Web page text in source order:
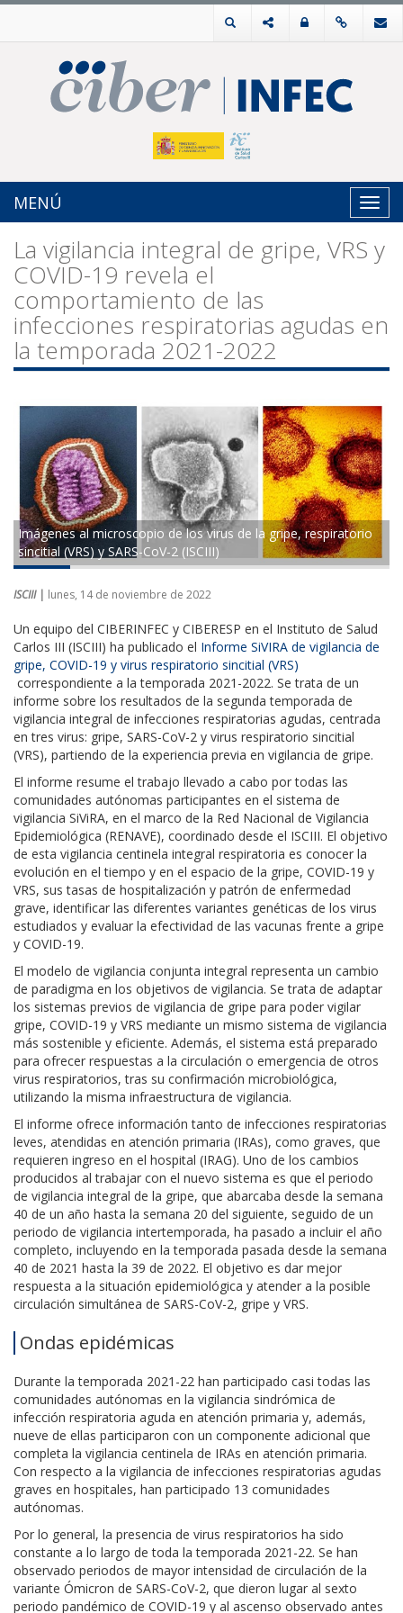
MENÚ
La vigilancia integral de gripe, VRS y
COVID-19 revela el
comportamiento de las
infecciones respiratorias agudas en
la temporada 2021-2022
​​Imágenes al microscopio de los virus de la gripe, respiratorio
sincitial (VRS) y SARS-CoV-2 (ISCIII)
ISCIII | lunes, 14 de noviembre de 2022
Un equipo del CIBERINFEC y CIBERESP en el Instituto de Salud
Carlos III (ISCIII) ha publicado el Informe SiVIRA de vigilancia de
gripe, COVID-19 y virus respiratorio sincitial (VRS)​
correspondiente a la temporada 2021-2022. Se trata de un
informe sobre los resultados de la segunda temporada de
vigilancia integral de infecciones respiratorias agudas, centrada
en tres virus: gripe, SARS-CoV-2 y virus respiratorio sincitial
(VRS), partiendo de la experiencia previa en vigilancia de gripe.
El informe resume el trabajo llevado a cabo por todas las
comunidades autónomas participantes en el sistema de
vigilancia SiViRA, en el marco de la Red Nacional de Vigilancia
Epidemiológica (RENAVE), coordinado desde el ISCIII. El objetivo
de esta vigilancia centinela integral respiratoria es conocer la
evolución en el tiempo y en el espacio de la gripe, COVID-19 y
VRS, sus tasas de hospitalización y patrón de enfermedad
grave, identificar las diferentes variantes genéticas de los virus
estudiados y evaluar la efectividad de las vacunas frente a gripe
y COVID-19.
El modelo de vigilancia conjunta integral representa un cambio
de paradigma en los objetivos de vigilancia. Se trata de adaptar
los sistemas previos de vigilancia de gripe para poder vigilar
gripe, COVID-19 y VRS mediante un mismo sistema de vigilancia
más sostenible y eficiente. Además, el sistema está preparado
para ofrecer respuestas a la circulación o emergencia de otros
virus respiratorios, tras su confirmación microbiológica,
utilizando la misma infraestructura de vigilancia.
El informe ofrece información tanto de infecciones respiratorias
leves, atendidas en atención primaria (IRAs), como graves, que
requieren ingreso en el hospital (IRAG). Uno de los cambios
producidos al trabajar con el nuevo sistema es que el periodo
de vigilancia integral de la gripe, que abarcaba desde la semana
40 de un año hasta la semana 20 del siguiente, seguido de un
periodo de vigilancia intertemporada, ha pasado a incluir el año
completo, incluyendo en la temporada pasada desde la semana
40 de 2021 hasta la 39 de 2022. El objetivo es dar mejor
respuesta a la situación epidemiológica y atender a la posible
circulación simultánea de SARS-CoV-2, gripe y VRS.
Ondas epidémicas
Durante la temporada 2021-22 han participado casi todas las
comunidades autónomas en la vigilancia sindrómica de
infección respiratoria aguda en atención primaria y, además,
nueve de ellas participaron con un componente adicional que
completa la vigilancia centinela de IRAs en atención primaria.
Con respecto a la vigilancia de infecciones respiratorias agudas
graves en hospitales, han participado 13 comunidades
autónomas.
Por lo general, la presencia de virus respiratorios ha sido
constante a lo largo de toda la temporada 2021-22. Se han
observado periodos de mayor intensidad de circulación de la
variante Ómicron de SARS-CoV-2, que dieron lugar al sexto
periodo pandémico de COVID-19 y al ascenso observado antes